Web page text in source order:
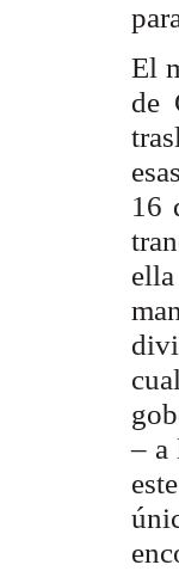
El
de
16
– a